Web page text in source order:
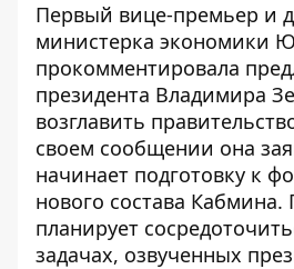
Первый вице-премьер и
министерка экономики
прокомментировала
президента Владимира
возглавить
своем сообщении она
начинает подготовку к
нового состава
планирует
задачах, озвученных